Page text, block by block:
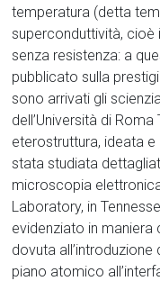
temperatura (detta
superconduttività,
senza resistenza: a
pubblicato sulla
sono arrivati gli
dell’Università di
eterostruttura, ideata e
stata studiata
microscopia
Laboratory, in
evidenziato in maniera
dovuta
piano atomico